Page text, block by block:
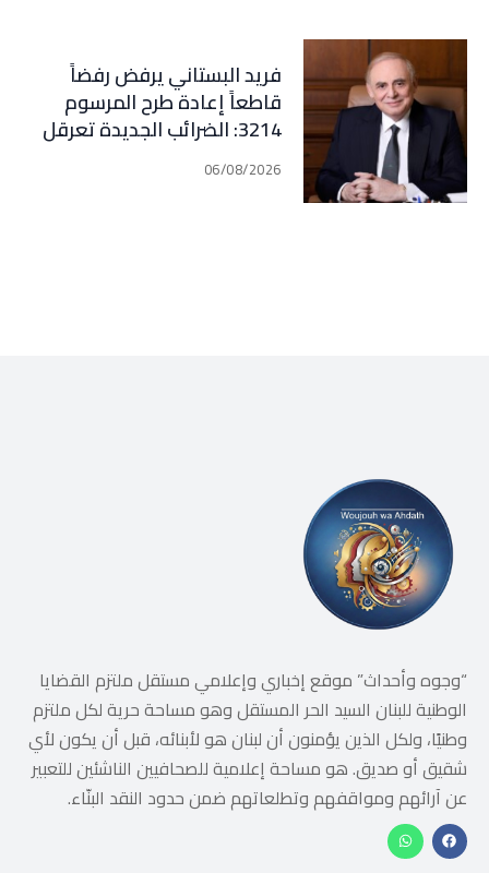
فريد البستاني يرفض رفضاً
قاطعاً إعادة طرح المرسوم
3214: الضرائب الجديدة تعرقل
التعافي الاقتصادي وتناقض
مبدأ الشراكة
06/08/2026
“وجوه وأحداث” موقع إخباري وإعلامي مستقل ملتزم القضايا
الوطنية للبنان السيد الحر المستقل وهو مساحة حرية لكل ملتزم
وطنيًا، ولكل الذين يؤمنون أن لبنان هو لأبنائه، قبل أن يكون لأي
شقيق أو صديق. هو مساحة إعلامية للصحافيين الناشئين للتعبير
عن آرائهم ومواقفهم وتطلعاتهم ضمن حدود النقد البنّاء.